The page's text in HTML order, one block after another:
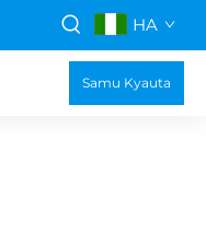
HA
Samu Kyauta